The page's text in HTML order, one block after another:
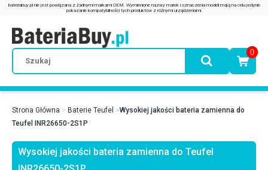
0
Strona Główna Baterie Teufel
Wysokiej jakości bateria zamienna do
Teufel INR26650-2S1P
Wysokiej jakości bateria zamienna do Teufel